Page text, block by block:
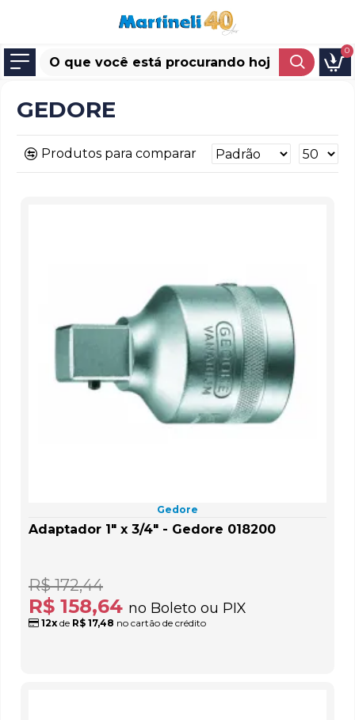
0
GEDORE
Produtos para comparar
Gedore
Adaptador 1" x 3/4" - Gedore 018200
R$ 158,64 no Boleto ou PIX
R$ 172,44
12x de R$ 17,48 no cartão de crédito